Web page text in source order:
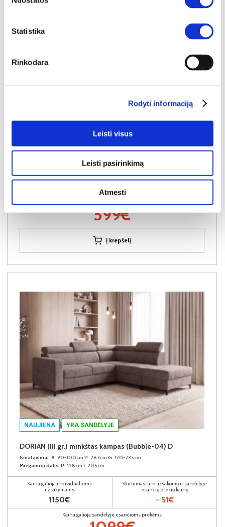
Statistika
Rinkodara
Rodyti informaciją
Leisti visus
Leisti pasirinkimą
Atmesti
PAKO (II gr.) minkštas kampas (Toro-05)
Išmatavimai:A:89-100cmP:231cmG:162cm
Miegamoji dalis:P:123cmI:204cm
užsakymams
esančių prekių kainų
599€
Į krepšelį
NAUJIENA YRA SANDĖLYJE
DORIAN (III gr.) minkštas kampas (Bubble-04) D
Išmatavimai: A: 90-100cm P: 263cm G: 170-235cm
Miegamoji dalis: P: 128cm I: 205cm
Kaina galioja individualiems
užsakymams
1150€
Skirtumas tarp užsakomų ir sandėlyje
esančių prekių kainų
- 51€
Kaina galioja sandėlyje esančioms prekėms